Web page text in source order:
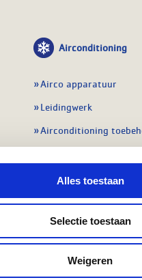
Alles toestaan
Selectie toestaan
Weigeren
Airconditioning
Airco apparatuur
Leidingwerk
Airconditioning
Regelapparatuur
Alle koeling